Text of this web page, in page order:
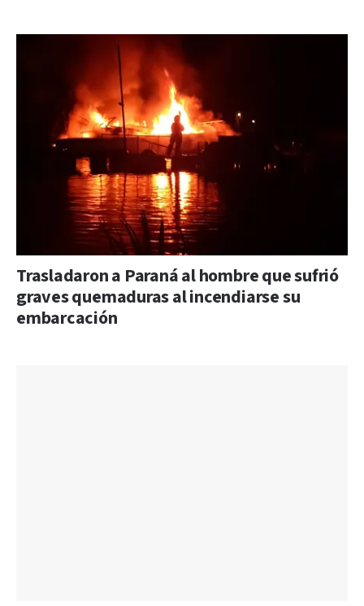
Trasladaron a Paraná al hombre que sufrió
graves quemaduras al incendiarse su
embarcación